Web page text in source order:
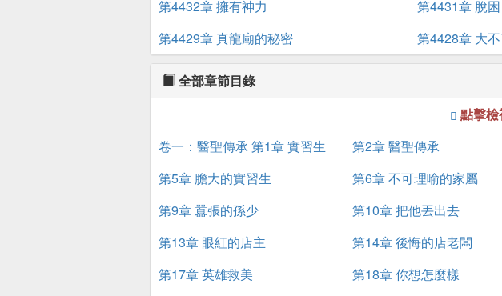
第4432章 擁有神力
第4431章 脫困
第4429章 真龍廟的秘密
第4428章 大
全部章節目錄
點擊
卷一：醫聖傳承 第1章 實習生
第2章 醫聖傳承
第5章 膽大的實習生
第6章 不可理喻的家屬
第9章 囂張的孫少
第10章 把他丟出去
第13章 眼紅的店主
第14章 後悔的店老闆
第17章 英雄救美
第18章 你想怎麼樣